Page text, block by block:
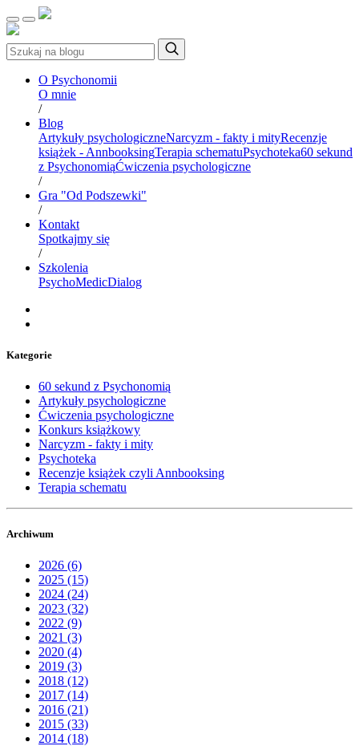
O Psychonomii
O mnie
/
Blog
Artykuły psychologiczneNarcyzm - fakty i mityRecenzje
książek - AnnbooksingTerapia schematuPsychoteka60 sekund
z PsychonomiąĆwiczenia psychologiczne
/
Gra "Od Podszewki"
/
Kontakt
Spotkajmy się
/
Szkolenia
PsychoMedicDialog
Kategorie
60 sekund z Psychonomią
Artykuły psychologiczne
Ćwiczenia psychologiczne
Konkurs książkowy
Narcyzm - fakty i mity
Psychoteka
Recenzje książek czyli Annbooksing
Terapia schematu
Archiwum
2026 (6)
2025 (15)
2024 (24)
2023 (32)
2022 (9)
2021 (3)
2020 (4)
2019 (3)
2018 (12)
2017 (14)
2016 (21)
2015 (33)
2014 (18)